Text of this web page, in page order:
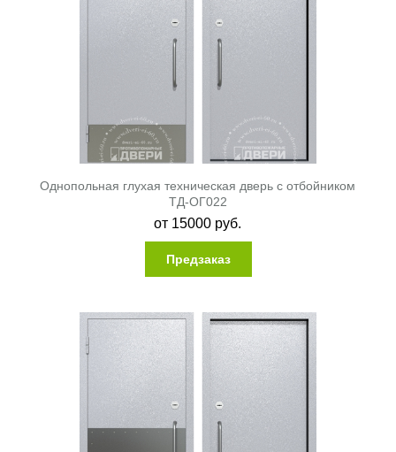
Однопольная глухая техническая дверь с отбойником
ТД-ОГ022
от 15000 руб.
Предзаказ